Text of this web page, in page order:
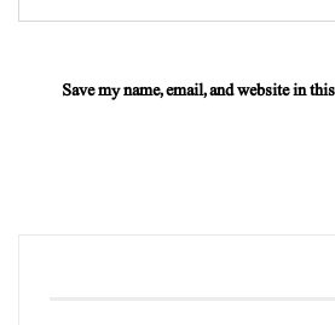
Save my name, email, and website in